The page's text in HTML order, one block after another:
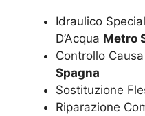
Idraulico
D’Acqua Metro
Controllo
Spagna
Sostituzione
Riparazione